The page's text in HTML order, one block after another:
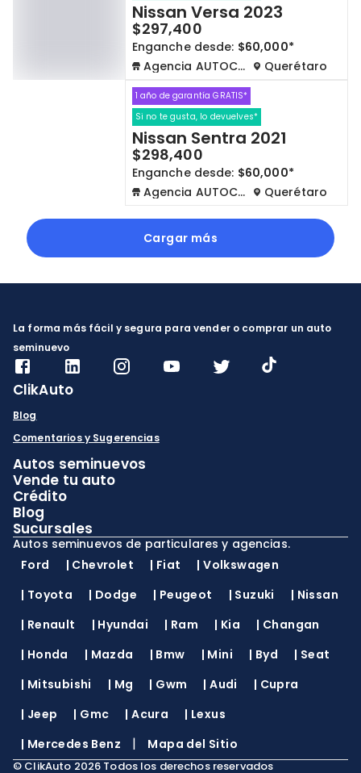
Nissan Versa 2023
$297,400
Enganche desde: $60,000*
Agencia AUTOCOM
Querétaro
1 año de garantía GRATIS*
Si no te gusta, lo devuelves*
Nissan Sentra 2021
$298,400
Enganche desde: $60,000*
Agencia AUTOCOM
Querétaro
Cargar más
La forma más fácil y segura para vender o comprar un auto
seminuevo
ClikAuto
Blog
Comentarios y Sugerencias
Autos seminuevos
Vende tu auto
Crédito
Blog
Sucursales
Autos seminuevos de particulares y agencias.
Ford
| Chevrolet | Fiat |Volkswagen
| Toyota | Dodge | Peugeot | Suzuki | Nissan
| Renault | Hyundai | Ram | Kia | Changan
| Honda | Mazda | Bmw | Mini | Byd | Seat
| Mitsubishi | Mg | Gwm |Audi | Cupra
| Jeep | Gmc |Acura | Lexus
| Mercedes Benz | Mapa del Sitio
© ClikAuto 2026 Todos los derechos reservados